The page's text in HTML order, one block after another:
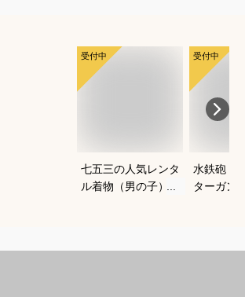
受付中
七五三の人気レンタ
ル着物（男の子）｜
受付中
水鉄砲｜
ターガン